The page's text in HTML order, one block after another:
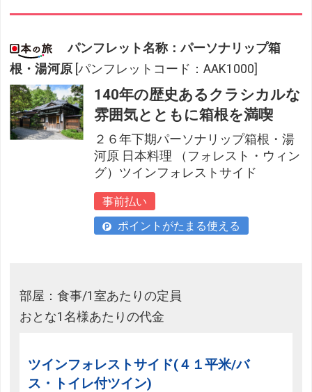
パンフレット名称：パーソナリップ箱
根・湯河原 [パンフレットコード：AAK1000]
140年の歴史あるクラシカルな
雰囲気とともに箱根を満喫
２６年下期パーソナリップ箱根・湯
河原 日本料理 （フォレスト・ウィン
グ）ツインフォレストサイド
事前払い
ポイントがたまる使える
部屋：食事/1室あたりの定員
おとな1名様あたりの代金
ツインフォレストサイド(４１平米/バ
ス・トイレ付ツイン)